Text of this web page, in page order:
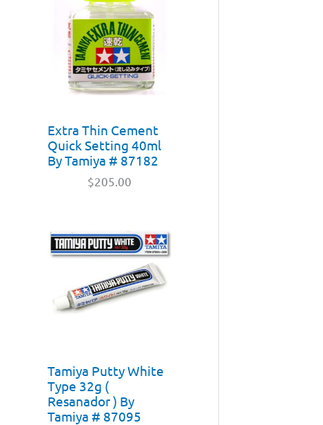
Extra Thin Cement
Quick Setting 40ml
By Tamiya # 87182
$205.00
Tamiya Putty White
Type 32g (
Resanador ) By
Tamiya # 87095